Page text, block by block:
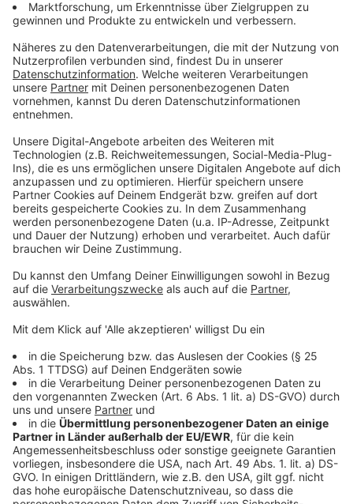
Wichtig ist es die Menschen von dem Schutz einer
Aufklärung über den Nutzen einer vollständigen
Impfung, die Aufrechterhaltung weiterer
Schutzmaßnahmen- wie Maskentragen, wenn der
Mindestabstand nicht eingehalten werden kann ,
Arbeitsplatz, Sicherstellung von Schutzausrüstungen,
Aufrechterhaltung einer guten
Gesundheitsversorgung- keine
Krankenhausschließungen sind einige Punkte
hinsichtlich der vorzugebenden Maßnahmen.
Anzeige
10) Gesellschaft
Anzeige
Die gesellschaftliche Spaltung nimmt zu.
Debatten werden zunehmend unsachlich. Die
Trennung von Meinung und Fakten
verschwimmt. Viele stecken in ihrer